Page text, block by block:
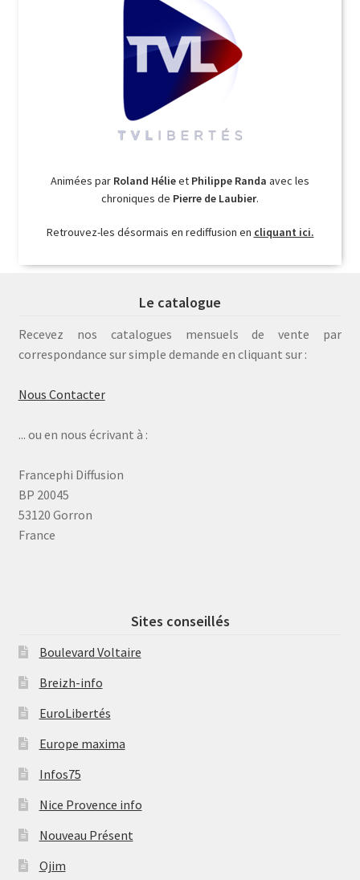
Animées par Roland Hélieet Philippe Randa avec les
chroniques de Pierre de Laubier.
Retrouvez-les désormais en rediffusion en cliquant ici.
Le catalogue
Recevez nos catalogues mensuels de vente par
correspondance sur simple demande en cliquant sur :
Nous Contacter
... ou en nous écrivant à :
Francephi Diffusion
BP 20045
53120 Gorron
France
Sites conseillés
Boulevard Voltaire
Breizh-info
EuroLibertés
Europe maxima
Infos75
Nice Provence info
Nouveau Présent
Ojim